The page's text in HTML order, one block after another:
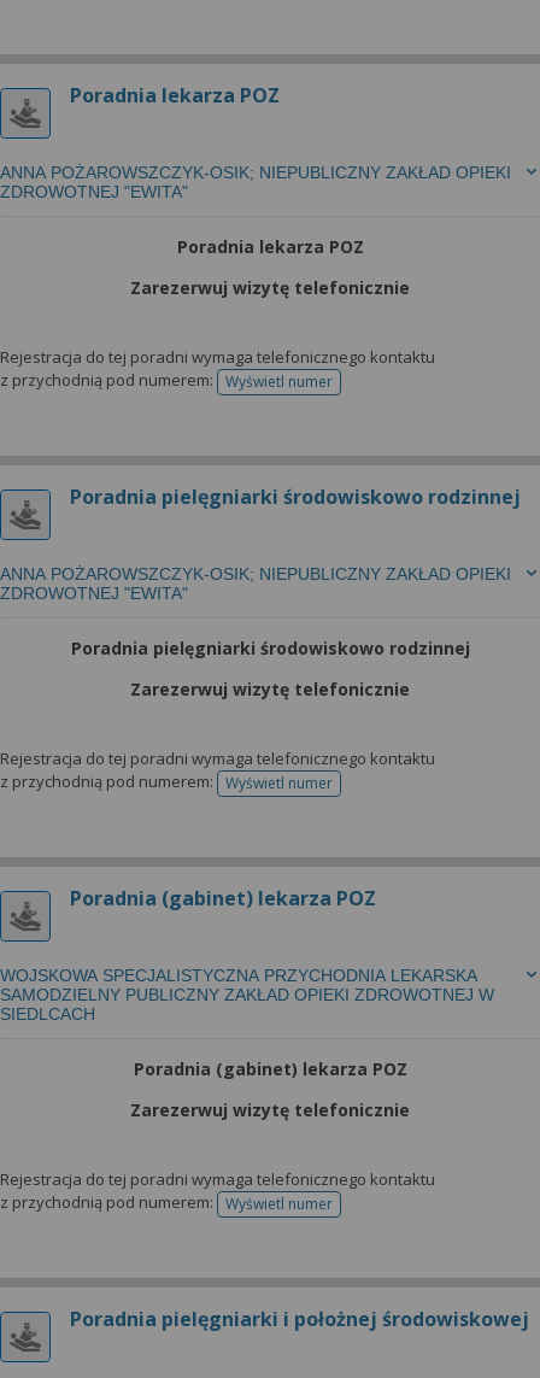
Poradnia lekarza POZ
ANNA POŻAROWSZCZYK-OSIK; NIEPUBLICZNY ZAKŁAD OPIEKI
ZDROWOTNEJ "EWITA"
Poradnia lekarza POZ
Zarezerwuj wizytę telefonicznie
Rejestracja do tej poradni wymaga telefonicznego kontaktu
z przychodnią pod numerem:
Wyświetl numertelefonu do rejestracji
Poradnia pielęgniarki środowiskowo rodzinnej
ANNA POŻAROWSZCZYK-OSIK; NIEPUBLICZNY ZAKŁAD OPIEKI
ZDROWOTNEJ "EWITA"
Poradnia pielęgniarki środowiskowo rodzinnej
Zarezerwuj wizytę telefonicznie
Rejestracja do tej poradni wymaga telefonicznego kontaktu
z przychodnią pod numerem:
Wyświetl numertelefonu do rejestracji
Poradnia (gabinet) lekarza POZ
WOJSKOWA SPECJALISTYCZNA PRZYCHODNIA LEKARSKA
SAMODZIELNY PUBLICZNY ZAKŁAD OPIEKI ZDROWOTNEJ W
SIEDLCACH
Poradnia (gabinet) lekarza POZ
Zarezerwuj wizytę telefonicznie
Rejestracja do tej poradni wymaga telefonicznego kontaktu
z przychodnią pod numerem:
Wyświetl numertelefonu do rejestracji
Poradnia pielęgniarki i położnej środowiskowej